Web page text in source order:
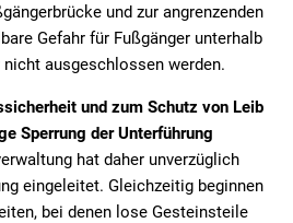
und zur angrenzenden
Gefahr für Fußgänger unterhalb
ausgeschlossen werden.
und zum Schutz von Leib
Sperrung der Unterführung
hat daher unverzüglich
eingeleitet. Gleichzeitig beginnen
bei denen lose Gesteinsteile